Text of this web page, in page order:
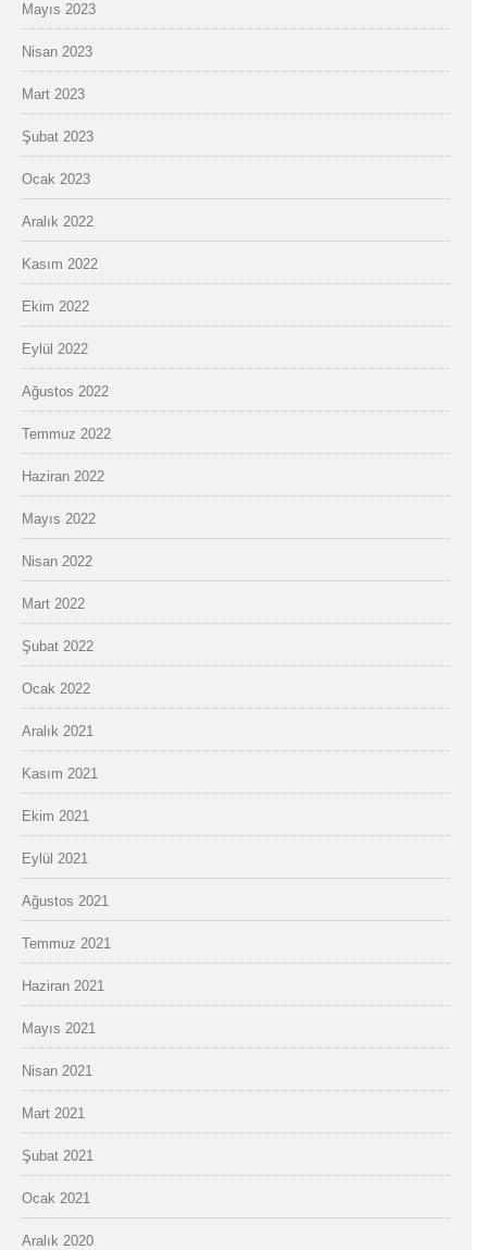
Mayıs 2023
Nisan 2023
Mart 2023
Şubat 2023
Ocak 2023
Aralık 2022
Kasım 2022
Ekim 2022
Eylül 2022
Ağustos 2022
Temmuz 2022
Haziran 2022
Mayıs 2022
Nisan 2022
Mart 2022
Şubat 2022
Ocak 2022
Aralık 2021
Kasım 2021
Ekim 2021
Eylül 2021
Ağustos 2021
Temmuz 2021
Haziran 2021
Mayıs 2021
Nisan 2021
Mart 2021
Şubat 2021
Ocak 2021
Aralık 2020